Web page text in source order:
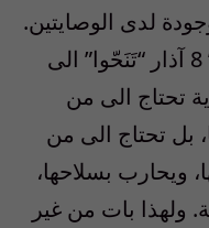
لدى الوصايتين.
بل وبدا أكثر فأكثر أن “زعماء” 8 آذار “تَنَحّوا” الى
تحتاج الى من
بل تحتاج الى من
ويحارب بسلاحها،
ولهذا بات من غير